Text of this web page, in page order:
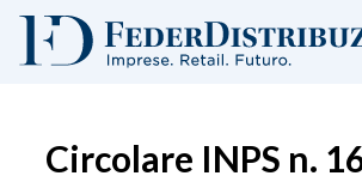
Circolare INPS n.